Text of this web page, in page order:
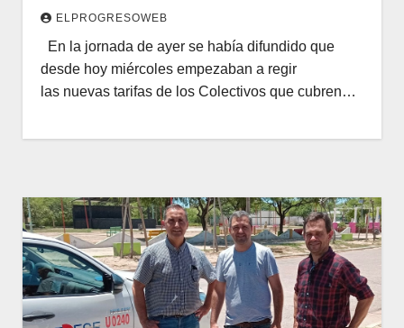
ELPROGRESOWEB
En la jornada de ayer se había difundido que
desde hoy miércoles empezaban a regir
las nuevas tarifas de los Colectivos que cubren…